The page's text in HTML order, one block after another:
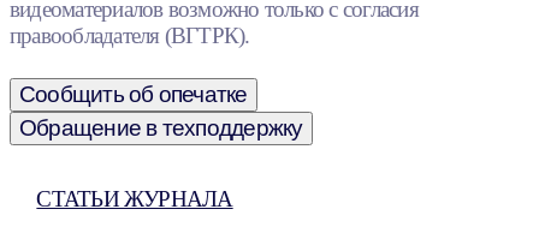
видеоматериалов возможно только с согласия
правообладателя (ВГТРК).
Сообщить об опечатке
Обращение в техподдержку
СТАТЬИ ЖУРНАЛА